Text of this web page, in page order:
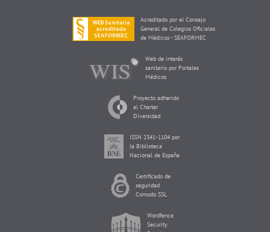
Acreditado por el Consejo
General de Colegios Oficiales
de Médicos - SEAFORMEC
Web de interés
sanitario por Portales
Médicos
Proyecto adherido
al Charter
Diversidad
ISSN 2341-1104 por
la Biblioteca
Nacional de España
Certificado de
seguridad
Comodo SSL
Wordfence
Security